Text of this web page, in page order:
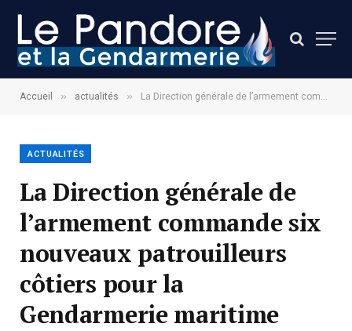
Accueil » actualités » La Direction générale de l’armement commande six nouveaux patrouilleurs côtiers pour la Gendarmerie maritime
ACTUALITÉS
La Direction générale de
l’armement commande six
nouveaux patrouilleurs
côtiers pour la
Gendarmerie maritime